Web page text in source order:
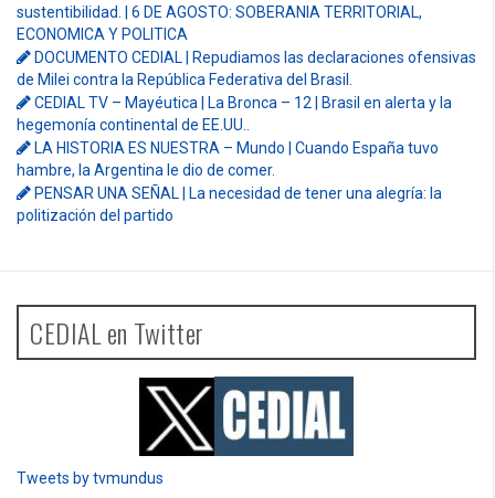
sustentibilidad. | 6 DE AGOSTO: SOBERANIA TERRITORIAL,
ECONOMICA Y POLITICA
DOCUMENTO CEDIAL | Repudiamos las declaraciones ofensivas
de Milei contra la República Federativa del Brasil.
CEDIAL TV – Mayéutica | La Bronca – 12 | Brasil en alerta y la
hegemonía continental de EE.UU..
LA HISTORIA ES NUESTRA – Mundo | Cuando España tuvo
hambre, la Argentina le dio de comer.
PENSAR UNA SEÑAL | La necesidad de tener una alegría: la
politización del partido
CEDIAL en Twitter
Tweets by tvmundus